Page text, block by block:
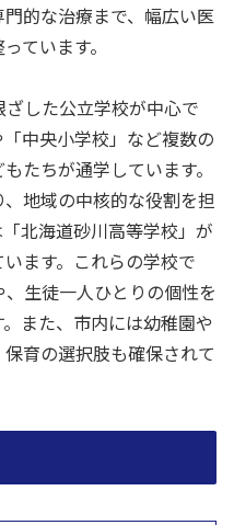
的な治療まで、幅広い医
ています。
した公立学校が中心で
中央小学校」など複数の
たちが通学しています。
地域の中核的な役割を担
北海道砂川高等学校」が
ます。これらの学校で
生徒一人ひとりの個性を
また、市内には幼稚園や
育の選択肢も確保されて